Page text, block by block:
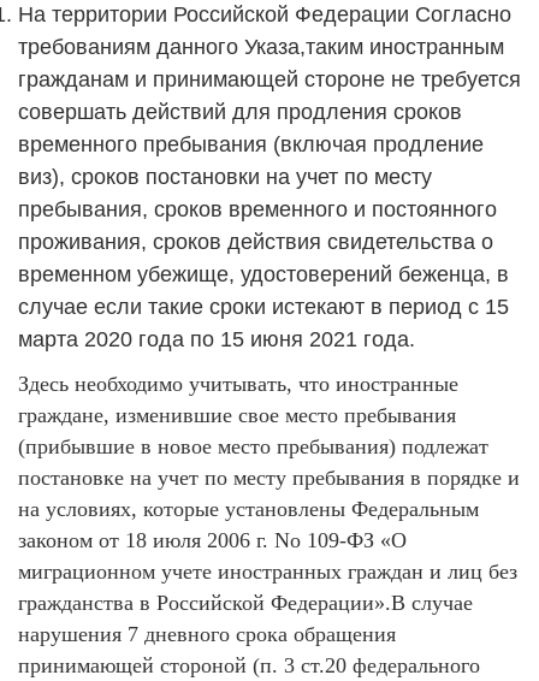
На территории Российской Федерации Согласно
требованиям данного Указа,таким иностранным
гражданам и принимающей стороне не требуется
совершать действий для продления сроков
временного пребывания (включая продление
виз), сроков постановки на учет по месту
пребывания, сроков временного и постоянного
проживания, сроков действия свидетельства о
временном убежище, удостоверений беженца, в
случае если такие сроки истекают в период с 15
марта 2020 года по 15 июня 2021 года.
Здесь необходимо учитывать, что иностранные
граждане, изменившие свое место пребывания
(прибывшие в новое место пребывания) подлежат
постановке на учет по месту пребывания в порядке и
на условиях, которые установлены Федеральным
законом от 18 июля 2006 г. No 109-ФЗ «О
миграционном учете иностранных граждан и лиц без
гражданства в Российской Федерации».В случае
нарушения 7 дневного срока обращения
принимающей стороной (п. 3 ст.20 федерального